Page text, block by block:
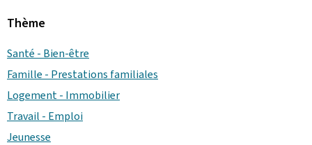
Thème
Santé - Bien-être
Famille - Prestations familiales
Logement - Immobilier
Travail - Emploi
Jeunesse